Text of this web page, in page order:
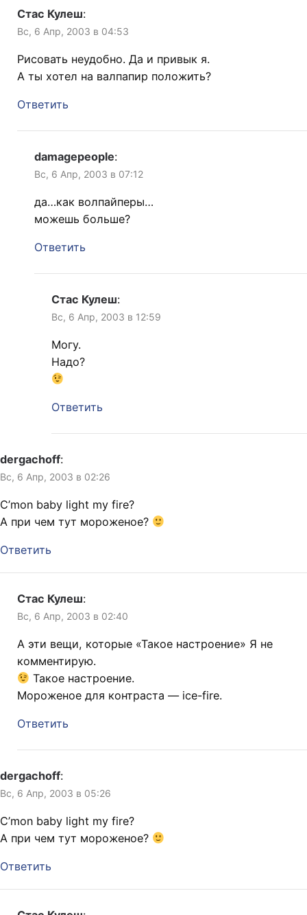
Стас Кулеш:
Вс, 6 Апр, 2003 в 04:53
Рисовать неудобно. Да и привык я.
А ты хотел на валпапир положить?
Ответить
damagepeople:
Вс, 6 Апр, 2003 в 07:12
да…как волпайперы…
можешь больше?
Ответить
Стас Кулеш:
Вс, 6 Апр, 2003 в 12:59
Могу.
Надо?
Ответить
dergachoff:
Вс, 6 Апр, 2003 в 02:26
C’mon baby light my fire?
А при чем тут мороженое?
Ответить
Стас Кулеш:
Вс, 6 Апр, 2003 в 02:40
А эти вещи, которые «Такое настроение» Я не
комментирую.
Такое настроение.
Мороженое для контраста — ice-fire.
Ответить
dergachoff:
Вс, 6 Апр, 2003 в 05:26
C’mon baby light my fire?
А при чем тут мороженое?
Ответить